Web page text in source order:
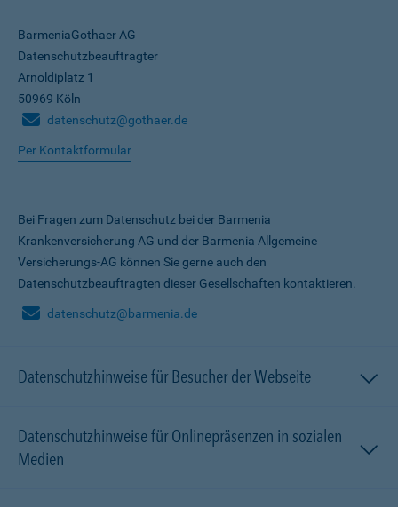
BarmeniaGothaer AG
Datenschutzbeauftragter
Arnoldiplatz 1
50969 Köln
datenschutz@gothaer.de
Per Kontaktformular
Bei Fragen zum Datenschutz bei der Barmenia
Krankenversicherung AG und der Barmenia Allgemeine
Versicherungs-AG können Sie gerne auch den
Datenschutzbeauftragten dieser Gesellschaften kontaktieren.
datenschutz@barmenia.de
Datenschutzhinweise für Besucher der Webseite
Datenschutzhinweise für Onlinepräsenzen in sozialen
Medien